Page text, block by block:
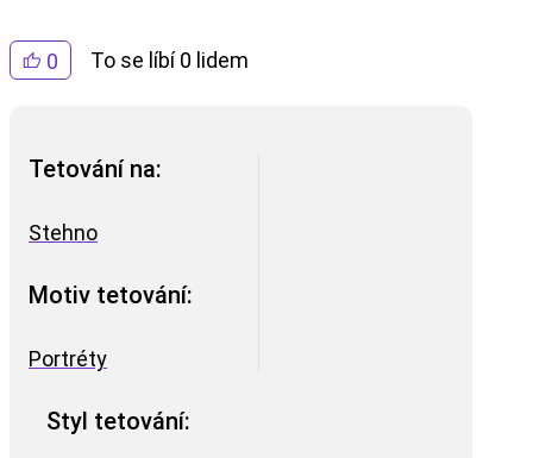
0 To se líbí 0 lidem
Tetování na:
Stehno
Motiv tetování:
Portréty
Styl tetování: